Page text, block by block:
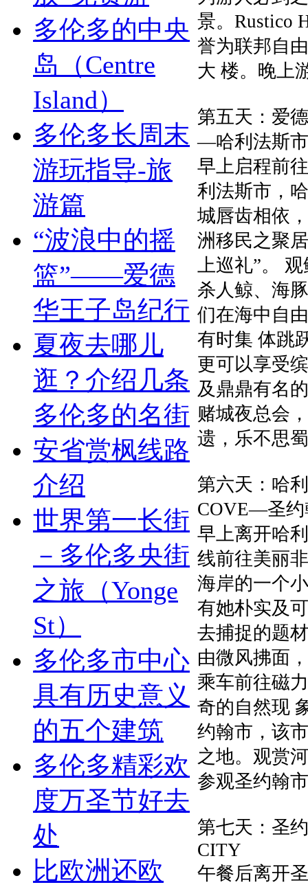
多伦多的中央
岛（Centre
Island）
多伦多长周末
游玩指导-旅
游篇
“波浪中的摇
篮”——爱德
华王子岛纪行
夏夜去哪儿
逛？介绍几条
多伦多的名街
安省赏枫线路
介绍
世界第一长街
－多伦多央街
之旅（Yonge
St）
多伦多市中心
具有历史意义
的五个建筑
多伦多精彩欢
度万圣节好去
处
比欧洲还欧
景。Rustico
誉为联邦自
大 楼。晚上
第五天：爱
—哈利法斯
早上启程前
利法斯市，
城唇齿相依
洲移民之聚
上巡礼”。
杀人鲸、海
们在海中自
有时集 体跳
更可以享受
及鼎鼎有名
赌城夜总会
遗，乐不思
第六天：哈
COVE—圣约
早上离开哈
线前往美丽
海岸的一个
有她朴实及
去捕捉的题
由微风拂面
乘车前往磁
奇的自然现
约翰市，该
之地。观赏
参观圣约翰
第七天：圣
CITY
午餐后离开